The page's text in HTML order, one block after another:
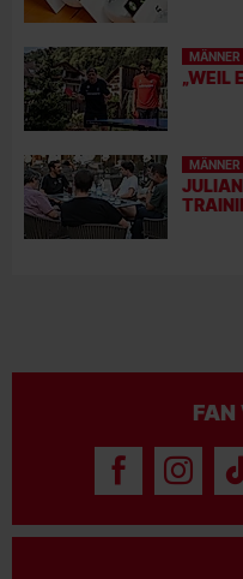
MÄNNER
„WEIL
MÄNNER
FAN